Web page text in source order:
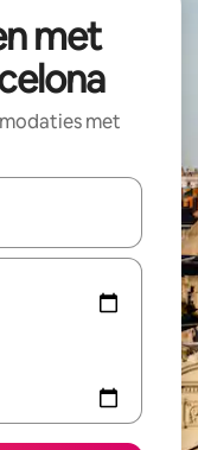
met
met
zijn, maak je een